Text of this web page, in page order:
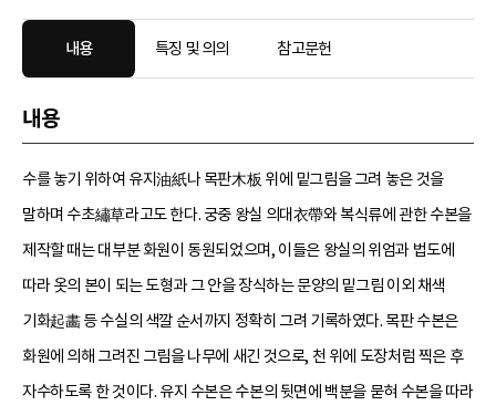
내용 특징 및 의의 참고문헌
내용
수를 놓기 위하여 유지油紙나 목판木板 위에 밑그림을 그려 놓은 것을
말하며 수초繡草라고도 한다. 궁중 왕실 의대衣帶와 복식류에 관한 수본을
제작할 때는 대부분 화원이 동원되었으며, 이들은 왕실의 위엄과 법도에
따라 옷의 본이 되는 도형과 그 안을 장식하는 문양의 밑그림 이외 채색
기화起畵 등 수실의 색깔 순서까지 정확히 그려 기록하였다. 목판 수본은
화원에 의해 그려진 그림을 나무에 새긴 것으로, 천 위에 도장처럼 찍은 후
자수하도록 한 것이다. 유지 수본은 수본의 뒷면에 백분을 묻혀 수본을 따라